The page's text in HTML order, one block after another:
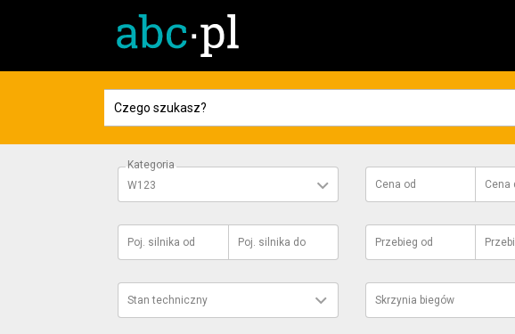
Kategoria
W123
Cena od Cena
Poj. silnika od Poj. silnika do Przebieg od
Stan techniczny Skrzynia biegów